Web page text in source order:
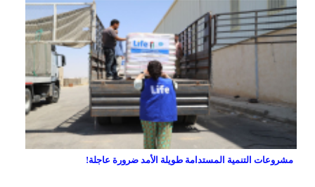
مشروعات التنمية المستدامة طويلة الأمد ضرورة عاجلة!